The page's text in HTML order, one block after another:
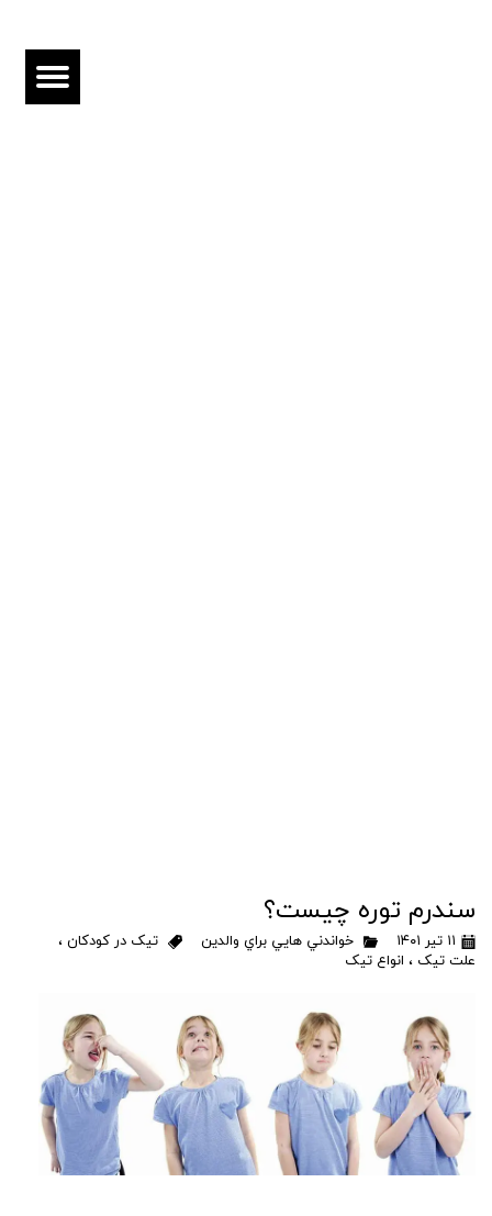
سندرم توره چیست؟
۱۱ تیر ۱۴۰۱ خواندني هايي براي والدين تیک در کودکان ،
علت تیک ، انواع تیک